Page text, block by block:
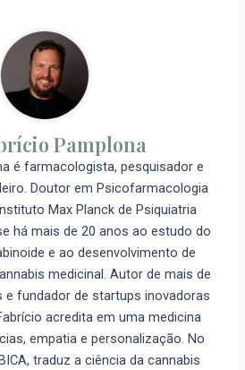
Pamplona
é farmacologista, pesquisador e
Doutor em Psicofarmacologia
Max Planck de Psiquiatria
há mais de 20 anos ao estudo do
e ao desenvolvimento de
medicinal. Autor de mais de
e fundador de startups inovadoras
acredita em uma medicina
empatia e personalização. No
traduz a ciência da cannabis